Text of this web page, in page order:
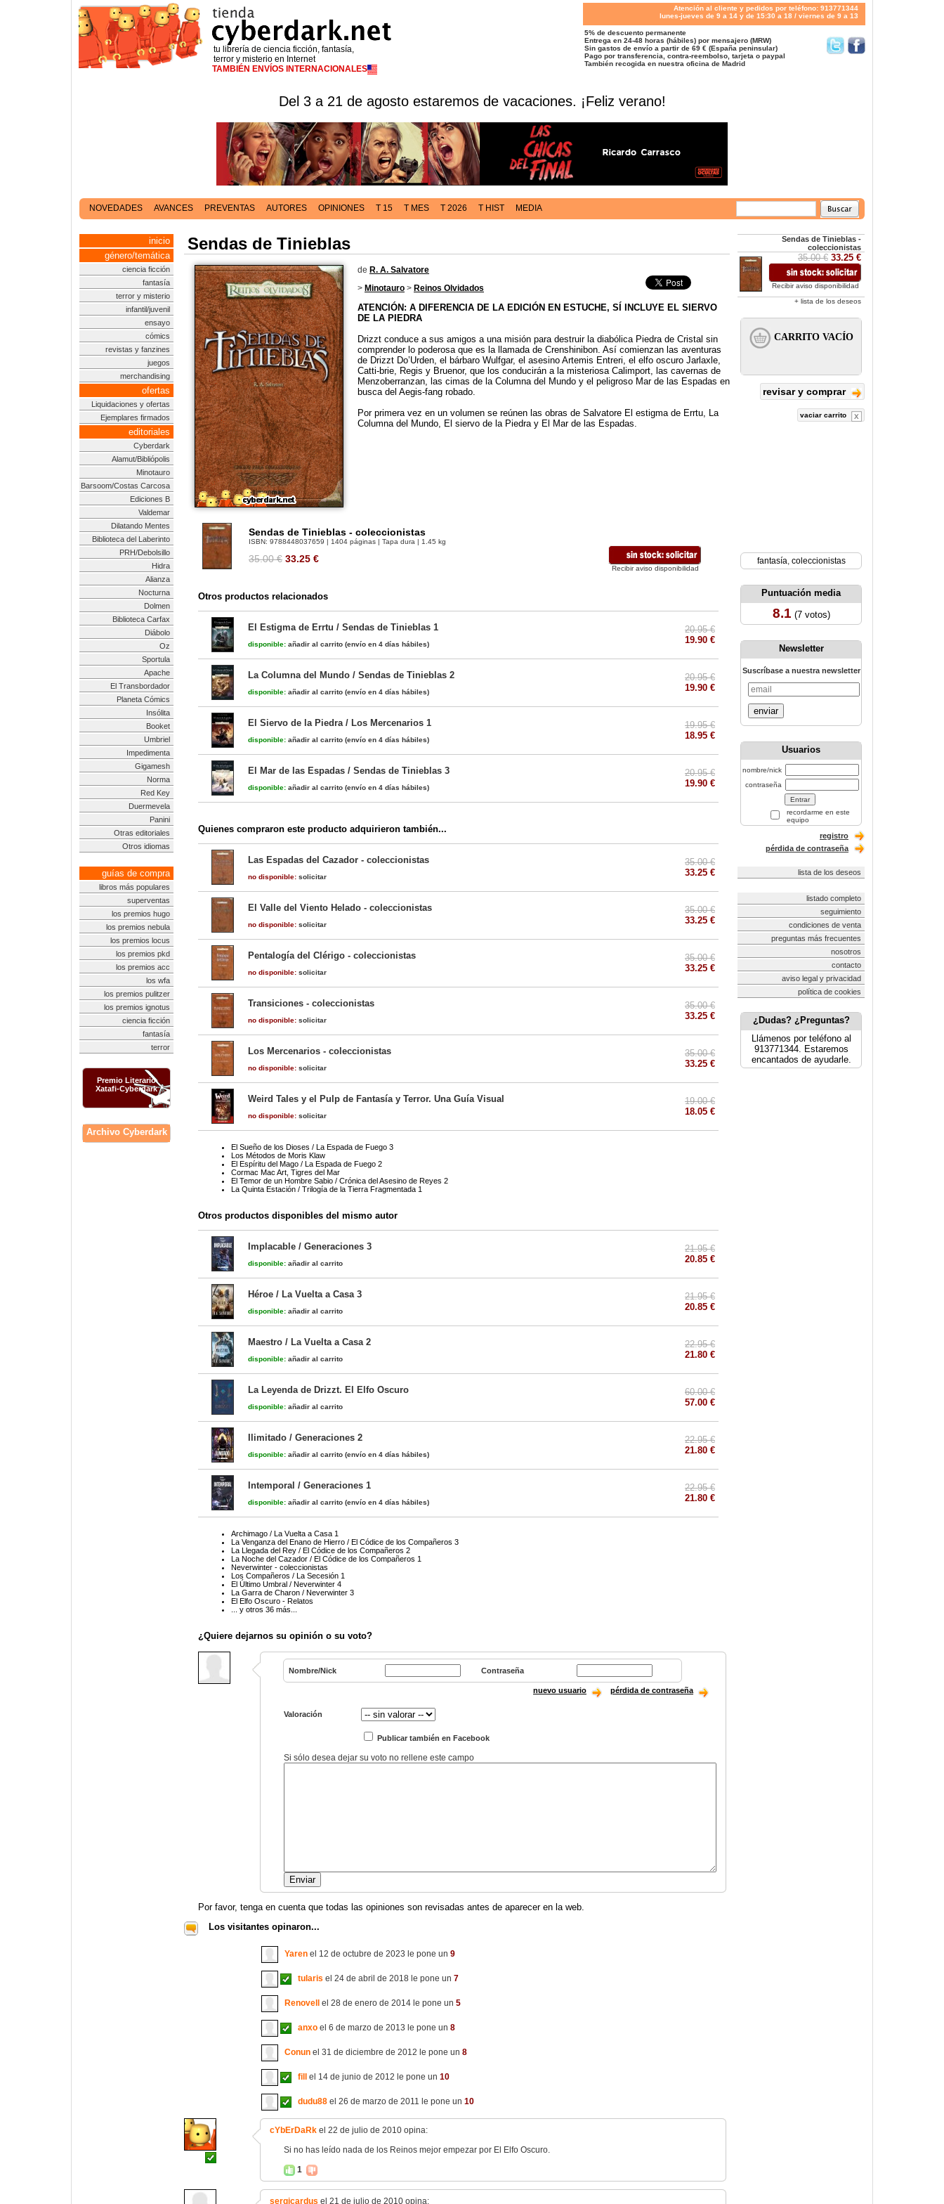
tu librería de ciencia ficción, fantasía,
terror y misterio en Internet
TAMBIÉN ENVÍOS INTERNACIONALES
Atención al cliente y pedidos por teléfono: 913771344
lunes-jueves de 9 a 14 y de 15:30 a 18 / viernes de 9 a 13
5% de descuento permanente
Entrega en 24-48 horas (hábiles) por mensajero (MRW)
Sin gastos de envío a partir de 69 € (España peninsular)
Pago por transferencia, contra-reembolso, tarjeta o paypal
También recogida en nuestra oficina de Madrid
Del 3 a 21 de agosto estaremos de vacaciones. ¡Feliz verano!
NOVEDADES AVANCES PREVENTAS AUTORES OPINIONES T 15 T MES T 2026 T HIST MEDIA
inicio
género/temática
ciencia ficción
fantasía
terror y misterio
infantil/juvenil
ensayo
cómics
revistas y fanzines
juegos
merchandising
ofertas
Liquidaciones y ofertas
Ejemplares firmados
editoriales
Cyberdark
Alamut/Bibliópolis
Minotauro
Barsoom/Costas Carcosa
Ediciones B
Valdemar
Dilatando Mentes
Biblioteca del Laberinto
PRH/Debolsillo
Hidra
Alianza
Nocturna
Dolmen
Biblioteca Carfax
Diábolo
Oz
Sportula
Apache
El Transbordador
Planeta Cómics
Insólita
Booket
Umbriel
Impedimenta
Gigamesh
Norma
Red Key
Duermevela
Panini
Otras editoriales
Otros idiomas
guías de compra
libros más populares
superventas
los premios hugo
los premios nebula
los premios locus
los premios pkd
los premios acc
los wfa
los premios pulitzer
los premios ignotus
ciencia ficción
fantasía
terror
Premio Literario
Xatafi-Cyberdark
Archivo Cyberdark
Sendas de Tinieblas
de R. A. Salvatore
> Minotauro > Reinos Olvidados
ATENCIÓN: A DIFERENCIA DE LA EDICIÓN EN ESTUCHE, SÍ INCLUYE EL SIERVO
DE LA PIEDRA
Drizzt conduce a sus amigos a una misión para destruir la diabólica Piedra de Cristal sin
comprender lo poderosa que es la llamada de Crenshinibon. Así comienzan las aventuras
de Drizzt Do’Urden, el bárbaro Wulfgar, el asesino Artemis Entreri, el elfo oscuro Jarlaxle,
Catti-brie, Regis y Bruenor, que los conducirán a la misteriosa Calimport, las cavernas de
Menzoberranzan, las cimas de la Columna del Mundo y el peligroso Mar de las Espadas en
busca del Aegis-fang robado.
Por primera vez en un volumen se reúnen las obras de Salvatore El estigma de Errtu, La
Columna del Mundo, El siervo de la Piedra y El Mar de las Espadas.
Sendas de Tinieblas - coleccionistas
ISBN: 9788448037659 | 1404 páginas | Tapa dura | 1.45 kg
35.00 € 33.25 €
Recibir aviso disponibilidad
Otros productos relacionados
El Estigma de Errtu / Sendas de Tinieblas 1
disponible: añadir al carrito (envío en 4 días hábiles)
20.95 €
19.90 €
La Columna del Mundo / Sendas de Tinieblas 2
disponible: añadir al carrito (envío en 4 días hábiles)
20.95 €
19.90 €
El Siervo de la Piedra / Los Mercenarios 1
disponible: añadir al carrito (envío en 4 días hábiles)
19.95 €
18.95 €
El Mar de las Espadas / Sendas de Tinieblas 3
disponible: añadir al carrito (envío en 4 días hábiles)
20.95 €
19.90 €
Quienes compraron este producto adquirieron también...
Las Espadas del Cazador - coleccionistas
no disponible: solicitar
35.00 €
33.25 €
El Valle del Viento Helado - coleccionistas
no disponible: solicitar
35.00 €
33.25 €
Pentalogía del Clérigo - coleccionistas
no disponible: solicitar
35.00 €
33.25 €
Transiciones - coleccionistas
no disponible: solicitar
35.00 €
33.25 €
Los Mercenarios - coleccionistas
no disponible: solicitar
35.00 €
33.25 €
Weird Tales y el Pulp de Fantasía y Terror. Una Guía Visual
no disponible: solicitar
19.00 €
18.05 €
El Sueño de los Dioses / La Espada de Fuego 3
Los Métodos de Moris Klaw
El Espíritu del Mago / La Espada de Fuego 2
Cormac Mac Art, Tigres del Mar
El Temor de un Hombre Sabio / Crónica del Asesino de Reyes 2
La Quinta Estación / Trilogía de la Tierra Fragmentada 1
Otros productos disponibles del mismo autor
Implacable / Generaciones 3
disponible: añadir al carrito
21.95 €
20.85 €
Héroe / La Vuelta a Casa 3
disponible: añadir al carrito
21.95 €
20.85 €
Maestro / La Vuelta a Casa 2
disponible: añadir al carrito
22.95 €
21.80 €
La Leyenda de Drizzt. El Elfo Oscuro
disponible: añadir al carrito
60.00 €
57.00 €
Ilimitado / Generaciones 2
disponible: añadir al carrito (envío en 4 días hábiles)
22.95 €
21.80 €
Intemporal / Generaciones 1
disponible: añadir al carrito (envío en 4 días hábiles)
22.95 €
21.80 €
Archimago / La Vuelta a Casa 1
La Venganza del Enano de Hierro / El Códice de los Compañeros 3
La Llegada del Rey / El Códice de los Compañeros 2
La Noche del Cazador / El Códice de los Compañeros 1
Neverwinter - coleccionistas
Los Compañeros / La Secesión 1
El Último Umbral / Neverwinter 4
La Garra de Charon / Neverwinter 3
El Elfo Oscuro - Relatos
... y otros 36 más...
¿Quiere dejarnos su opinión o su voto?
Nombre/Nick Contraseña
nuevo usuario pérdida de contraseña
Valoración
Publicar también en Facebook
Si sólo desea dejar su voto no rellene este campo
Por favor, tenga en cuenta que todas las opiniones son revisadas antes de aparecer en la web.
Los visitantes opinaron...
Yaren el 12 de octubre de 2023 le pone un 9
tularis el 24 de abril de 2018 le pone un 7
Renovell el 28 de enero de 2014 le pone un 5
anxo el 6 de marzo de 2013 le pone un 8
Conun el 31 de diciembre de 2012 le pone un 8
fill el 14 de junio de 2012 le pone un 10
dudu88 el 26 de marzo de 2011 le pone un 10
cYbErDaRk el 22 de julio de 2010 opina:
Si no has leído nada de los Reinos mejor empezar por El Elfo Oscuro.
1
sergicardus el 21 de julio de 2010 opina:
Sendas de Tinieblas -
coleccionistas
35.00 € 33.25 €
Recibir aviso disponibilidad
+ lista de los deseos
revisar y comprar
vaciar carrito
fantasía, coleccionistas
Puntuación media
8.1 (7 votos)
Newsletter
Suscríbase a nuestra newsletter
enviar
Usuarios
nombre/nick
contraseña
recordarme en este
equipo
registro
pérdida de contraseña
lista de los deseos
listado completo
seguimiento
condiciones de venta
preguntas más frecuentes
nosotros
contacto
aviso legal y privacidad
política de cookies
¿Dudas? ¿Preguntas?
Llámenos por teléfono al
913771344. Estaremos
encantados de ayudarle.